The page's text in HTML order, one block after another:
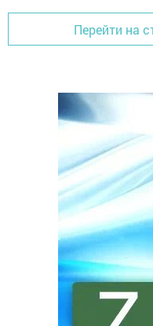
Перейти на